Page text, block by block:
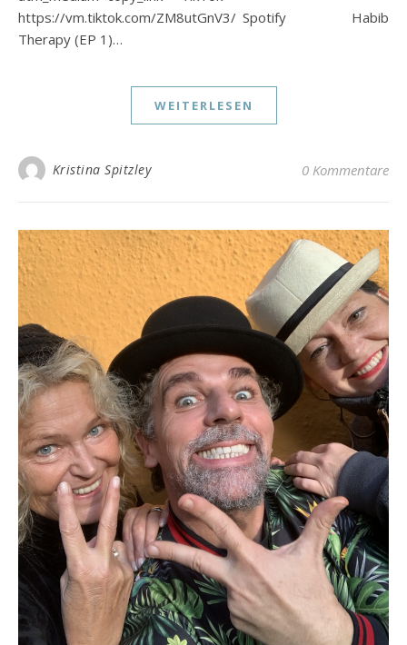
https://vm.tiktok.com/ZM8utGnV3/ Spotify Habib
Therapy (EP 1)…
WEITERLESEN
Kristina Spitzley 0 Kommentare